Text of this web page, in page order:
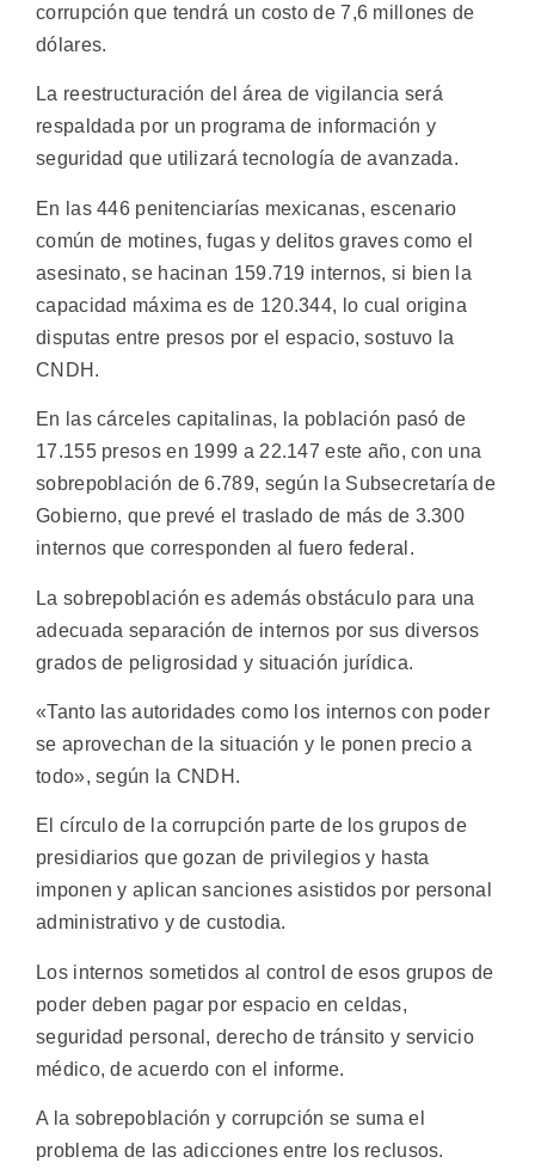
corrupción que tendrá un costo de 7,6 millones de
dólares.
La reestructuración del área de vigilancia será
respaldada por un programa de información y
seguridad que utilizará tecnología de avanzada.
En las 446 penitenciarías mexicanas, escenario
común de motines, fugas y delitos graves como el
asesinato, se hacinan 159.719 internos, si bien la
capacidad máxima es de 120.344, lo cual origina
disputas entre presos por el espacio, sostuvo la
CNDH.
En las cárceles capitalinas, la población pasó de
17.155 presos en 1999 a 22.147 este año, con una
sobrepoblación de 6.789, según la Subsecretaría de
Gobierno, que prevé el traslado de más de 3.300
internos que corresponden al fuero federal.
La sobrepoblación es además obstáculo para una
adecuada separación de internos por sus diversos
grados de peligrosidad y situación jurídica.
«Tanto las autoridades como los internos con poder
se aprovechan de la situación y le ponen precio a
todo», según la CNDH.
El círculo de la corrupción parte de los grupos de
presidiarios que gozan de privilegios y hasta
imponen y aplican sanciones asistidos por personal
administrativo y de custodia.
Los internos sometidos al control de esos grupos de
poder deben pagar por espacio en celdas,
seguridad personal, derecho de tránsito y servicio
médico, de acuerdo con el informe.
A la sobrepoblación y corrupción se suma el
problema de las adicciones entre los reclusos.